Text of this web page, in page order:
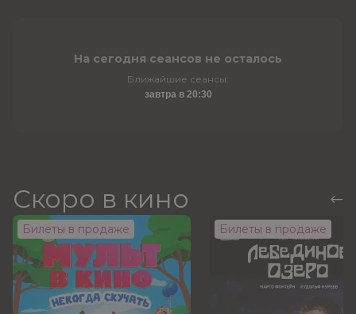
На сегодня сеансов не осталось
Ближайшие сеансы:
завтра в 20:30
Скоро в кино
Билеты в продаже Билеты в продаже